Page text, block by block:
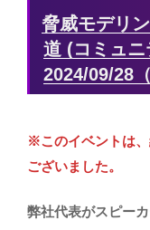
ゴ
リ
ー
脅威モデリ
道 (コミュ
2024/09/28
※このイベントは
ございました。
弊社代表がスピー